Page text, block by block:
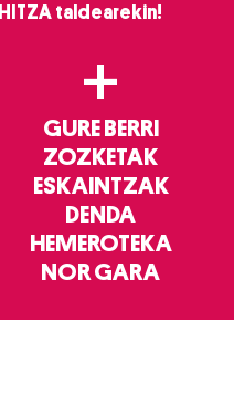
HITZA taldearekin!
+
GURE BERRI
ZOZKETAK
ESKAINTZAK
DENDA
HEMEROTEKA
NOR GARA